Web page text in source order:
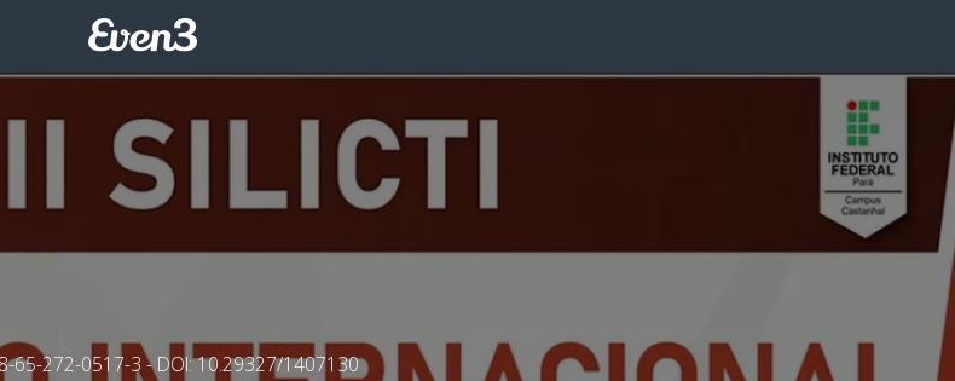
65-272-0517-3 - DOI: 10.29327/1407130